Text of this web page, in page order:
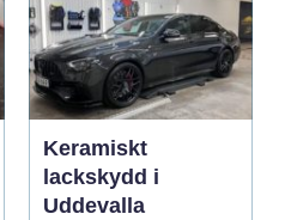
Keramiskt
lackskydd i
Uddevalla